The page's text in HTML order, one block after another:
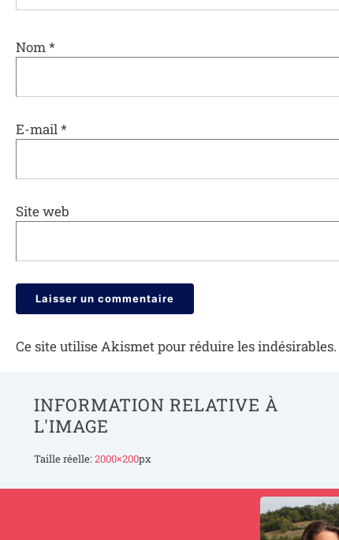
Nom*
E-mail*
Site web
Ce site utilise Akismet pour réduire les indésirables.
INFORMATION RELATIVE À
L'IMAGE
Taille réelle:2000×200px